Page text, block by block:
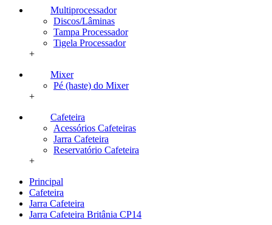
Multiprocessador
Discos/Lâminas
Tampa Processador
Tigela Processador
+
Mixer
Pé (haste) do Mixer
+
Cafeteira
Acessórios Cafeteiras
Jarra Cafeteira
Reservatório Cafeteira
+
Principal
Cafeteira
Jarra Cafeteira
Jarra Cafeteira Britânia CP14